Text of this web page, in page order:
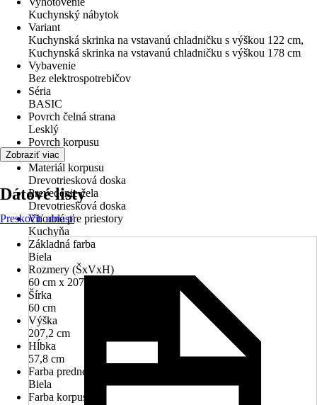
Kuchynský nábytok
Variant
Kuchynská skrinka na vstavanú chladničku s výškou 122 cm,
Kuchynská skrinka na vstavanú chladničku s výškou 178 cm
Vybavenie
Bez elektrospotrebičov
Séria
BASIC
Povrch čelná strana
Lesklý
Povrch korpusu
Matný
Materiál korpusu
Drevotriesková doska
Prevedenie čela
Drevotriesková doska
Vhodné pre priestory
Kuchyňa
Základná farba
Biela
Rozmery (ŠxVxH)
60 cm x 207.20 cm x 57.8 cm
Šírka
60 cm
Výška
207,2 cm
Hĺbka
57,8 cm
Farba prednej časti
Biela
Farba korpusu
Zobraziť viac
Dátové listy
Preskočiť oblasť